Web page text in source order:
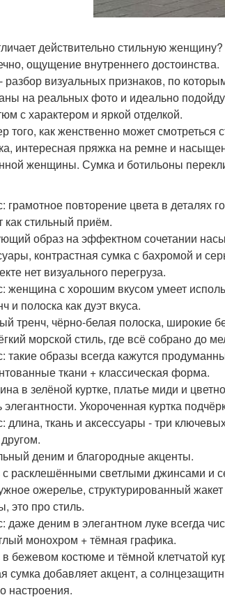
действительно стильную
ощущение внутреннего достоинства.
визуальных признаков, по
на реальных фото и идеально
с характером и яркой отделкой.
того, как женственно может
интересная пряжка на ремне и
женщины. Сумка и ботильоны
грамотное повторение цвета в деталях
как стильный приём.
образ на эффектном сочетании
контрастная сумка с бахромой и
нет визуального перегруза.
женщина с хорошим вкусом умеет
и полоска как дуэт вкуса.
тренч, чёрно-белая полоска, широкие
морской стиль, где всё собрано до
такие образы всегда кажутся
ткани + классическая форма.
в зелёной куртке, платье миди и
элегантности. Укороченная куртка
длина, ткань и аксессуары - три
деним и благородные акценты.
расклешёнными светлыми джинсами и
ожерелье, структурированный
это про стиль.
даже деним в элегантном луке всегда
монохром + тёмная графика.
бежевом костюме и тёмной клетчатой
сумка добавляет акцент, а
настроения.